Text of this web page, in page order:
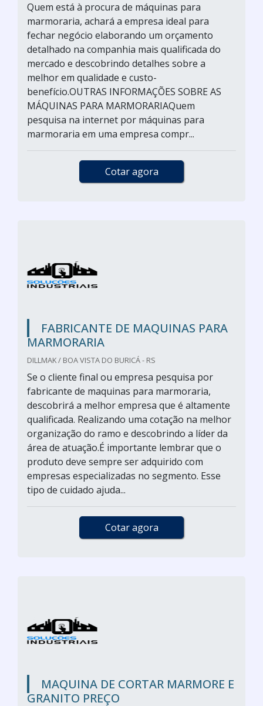
Quem está à procura de máquinas para
marmoraria, achará a empresa ideal para
fechar negócio elaborando um orçamento
detalhado na companhia mais qualificada do
mercado e descobrindo detalhes sobre a
melhor em qualidade e custo-
benefício.OUTRAS INFORMAÇÕES SOBRE AS
MÁQUINAS PARA MARMORARIAQuem
pesquisa na internet por máquinas para
marmoraria em uma empresa compr...
Cotar agora
FABRICANTE DE MAQUINAS PARA
MARMORARIA
DILLMAK / BOA VISTA DO BURICÁ - RS
Se o cliente final ou empresa pesquisa por
fabricante de maquinas para marmoraria,
descobrirá a melhor empresa que é altamente
qualificada. Realizando uma cotação na melhor
organização do ramo e descobrindo a líder da
área de atuação.É importante lembrar que o
produto deve sempre ser adquirido com
empresas especializadas no segmento. Esse
tipo de cuidado ajuda...
Cotar agora
MAQUINA DE CORTAR MARMORE E
GRANITO PREÇO